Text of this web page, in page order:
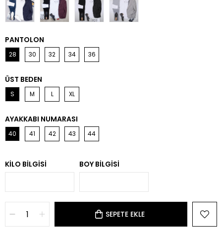
PANTOLON
28 30 32 34 36
ÜST BEDEN
S M L XL
AYAKKABI NUMARASI
40 41 42 43 44
KILO BILGISI BOY BILGISI